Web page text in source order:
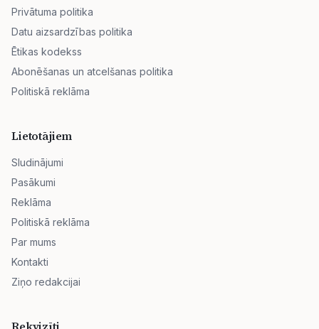
Privātuma politika
Datu aizsardzības politika
Ētikas kodekss
Abonēšanas un atcelšanas politika
Politiskā reklāma
Lietotājiem
Sludinājumi
Pasākumi
Reklāma
Politiskā reklāma
Par mums
Kontakti
Ziņo redakcijai